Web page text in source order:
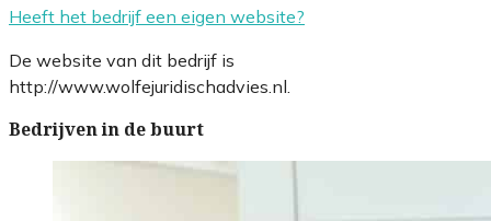
Heeft het bedrijf een eigen website?
De website van dit bedrijf is
http://www.wolfejuridischadvies.nl.
Bedrijven in de buurt